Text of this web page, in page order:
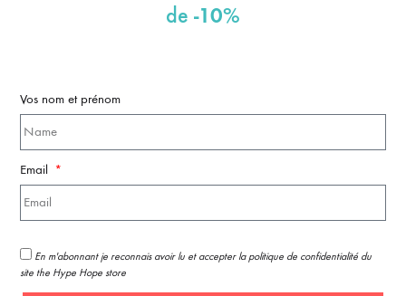
de -10%
Vos nom et prénom
Email
En m'abonnant je reconnais avoir lu et accepter la politique de confidentialité du
site the Hype Hope store